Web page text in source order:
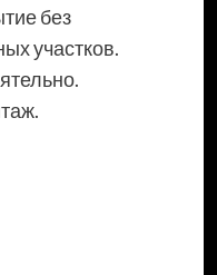
без
участков.